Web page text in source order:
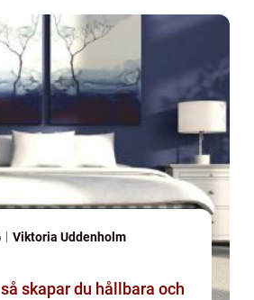
Viktoria Uddenholm